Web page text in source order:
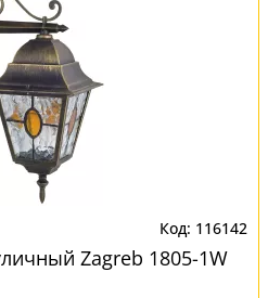
116142
Zagreb 1805-1W